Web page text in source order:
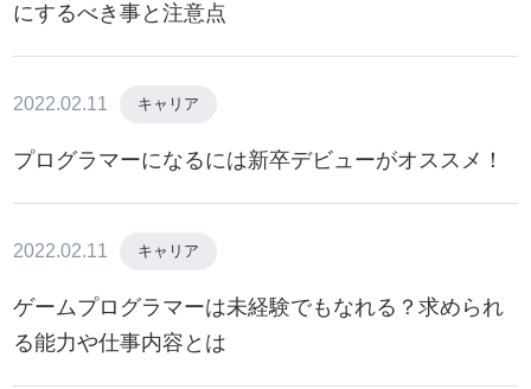
にするべき事と注意点
2022.02.11 キャリア
プログラマーになるには新卒デビューがオススメ！
2022.02.11 キャリア
ゲームプログラマーは未経験でもなれる？求められ
る能力や仕事内容とは